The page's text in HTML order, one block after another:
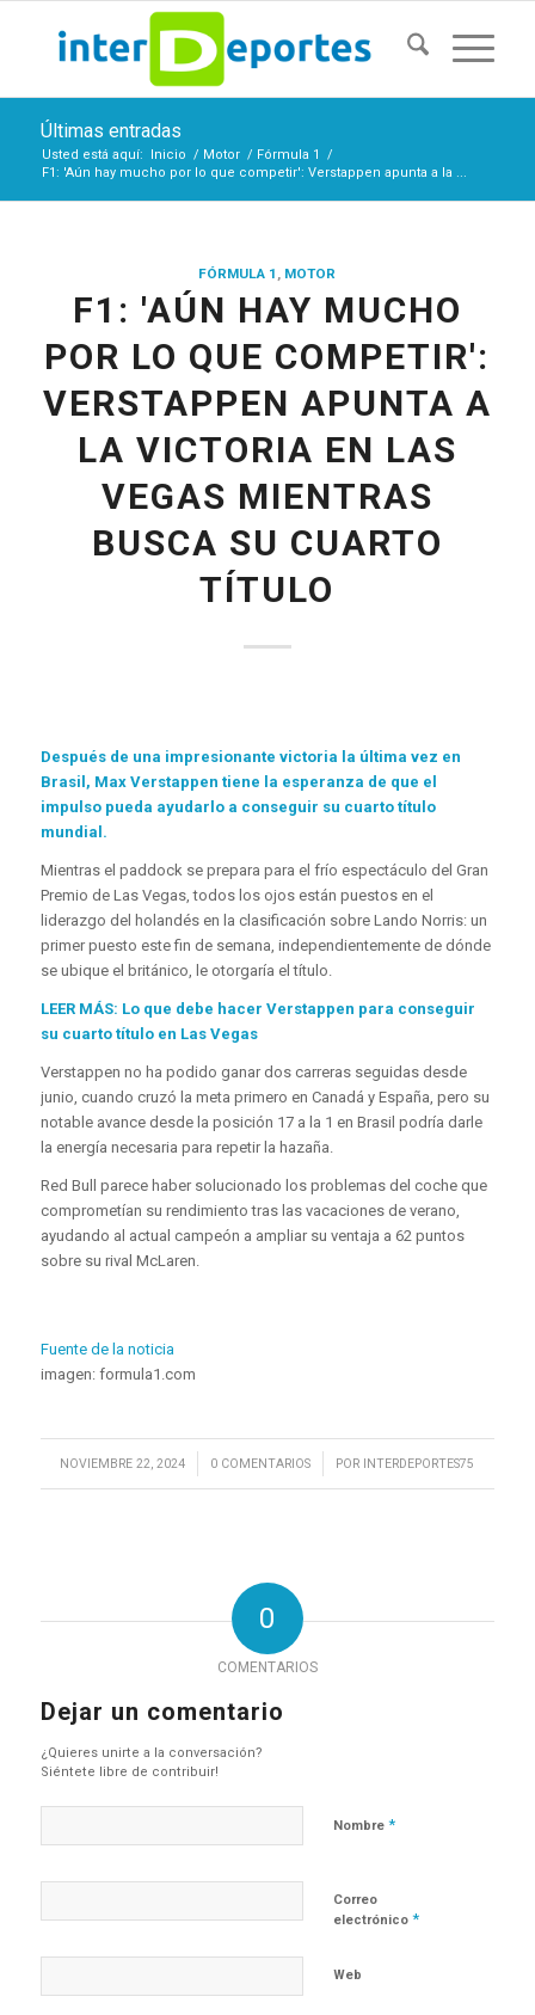
Últimas entradas
Usted está aquí: Inicio / Motor / Fórmula 1
/
F1: 'Aún hay mucho por lo que competir': Verstappen apunta a la ...
FÓRMULA 1 , MOTOR
F1: 'AÚN HAY MUCHO
POR LO QUE COMPETIR':
VERSTAPPEN APUNTA A
LA VICTORIA EN LAS
VEGAS MIENTRAS
BUSCA SU CUARTO
TÍTULO
Después de una impresionante victoria la última vez en
Brasil, Max Verstappen tiene la esperanza de que el
impulso pueda ayudarlo a conseguir su cuarto título
mundial.
Mientras el paddock se prepara para el frío espectáculo del Gran
Premio de Las Vegas, todos los ojos están puestos en el
liderazgo del holandés en la clasificación sobre Lando Norris: un
primer puesto este fin de semana, independientemente de dónde
se ubique el británico, le otorgaría el título.
LEER MÁS: Lo que debe hacer Verstappen para conseguir
su cuarto título en Las Vegas
Verstappen no ha podido ganar dos carreras seguidas desde
junio, cuando cruzó la meta primero en Canadá y España, pero su
notable avance desde la posición 17 a la 1 en Brasil podría darle
la energía necesaria para repetir la hazaña.
Red Bull parece haber solucionado los problemas del coche que
comprometían su rendimiento tras las vacaciones de verano,
ayudando al actual campeón a ampliar su ventaja a 62 puntos
sobre su rival McLaren.
Fuente de la noticia
imagen: formula1.com
NOVIEMBRE 22, 2024
/ 0 COMENTARIOS
/ POR INTERDEPORTES75
0
COMENTARIOS
Dejar un comentario
¿Quieres unirte a la conversación?
Siéntete libre de contribuir!
Nombre *
Correo
electrónico *
Web